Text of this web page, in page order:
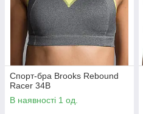
Спорт-бра Brooks Rebound
Racer 34B
В наявності 1 од.